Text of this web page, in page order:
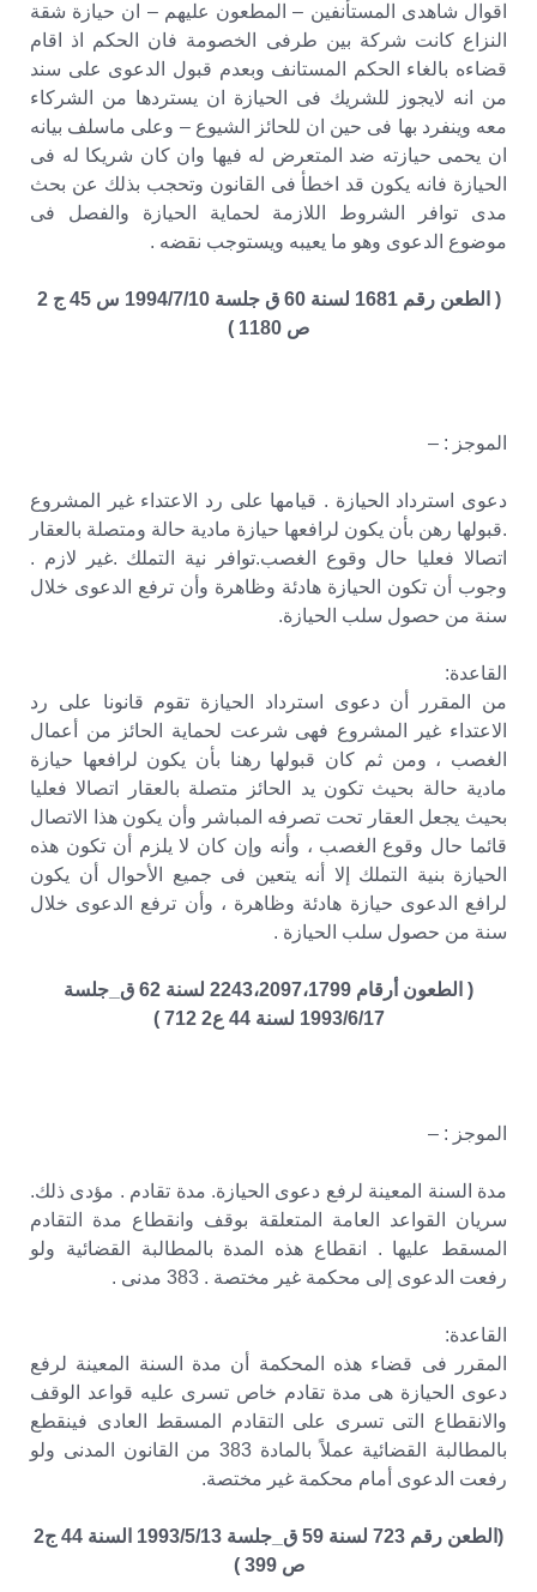
اقوال شاهدى المستأنفين – المطعون عليهم – ان حيازة شقة
النزاع كانت شركة بين طرفى الخصومة فان الحكم اذ اقام
قضاءه بالغاء الحكم المستانف وبعدم قبول الدعوى على سند
من انه لايجوز للشريك فى الحيازة ان يستردها من الشركاء
معه وينفرد بها فى حين ان للحائز الشيوع – وعلى ماسلف بيانه
ان يحمى حيازته ضد المتعرض له فيها وان كان شريكا له فى
الحيازة فانه يكون قد اخطأ فى القانون وتحجب بذلك عن بحث
مدى توافر الشروط اللازمة لحماية الحيازة والفصل فى
موضوع الدعوى وهو ما يعيبه ويستوجب نقضه .
( الطعن رقم 1681 لسنة 60 ق جلسة 1994/7/10 س 45 ج 2
ص 1180 )
الموجز : –
دعوى استرداد الحيازة . قيامها على رد الاعتداء غير المشروع
.قبولها رهن بأن يكون لرافعها حيازة مادية حالة ومتصلة بالعقار
اتصالا فعليا حال وقوع الغصب.توافر نية التملك .غير لازم .
وجوب أن تكون الحيازة هادئة وظاهرة وأن ترفع الدعوى خلال
سنة من حصول سلب الحيازة.
القاعدة:
من المقرر أن دعوى استرداد الحيازة تقوم قانونا على رد
الاعتداء غير المشروع فهى شرعت لحماية الحائز من أعمال
الغصب ، ومن ثم كان قبولها رهنا بأن يكون لرافعها حيازة
مادية حالة بحيث تكون يد الحائز متصلة بالعقار اتصالا فعليا
بحيث يجعل العقار تحت تصرفه المباشر وأن يكون هذا الاتصال
قائما حال وقوع الغصب ، وأنه وإن كان لا يلزم أن تكون هذه
الحيازة بنية التملك إلا أنه يتعين فى جميع الأحوال أن يكون
لرافع الدعوى حيازة هادئة وظاهرة ، وأن ترفع الدعوى خلال
سنة من حصول سلب الحيازة .
( الطعون أرقام 2243،2097،1799 لسنة 62 ق_جلسة
1993/6/17 لسنة 44 ع2 712 )
الموجز : –
مدة السنة المعينة لرفع دعوى الحيازة. مدة تقادم . مؤدى ذلك.
سريان القواعد العامة المتعلقة بوقف وانقطاع مدة التقادم
المسقط عليها . انقطاع هذه المدة بالمطالبة القضائية ولو
رفعت الدعوى إلى محكمة غير مختصة . 383 مدنى .
القاعدة:
المقرر فى قضاء هذه المحكمة أن مدة السنة المعينة لرفع
دعوى الحيازة هى مدة تقادم خاص تسرى عليه قواعد الوقف
والانقطاع التى تسرى على التقادم المسقط العادى فينقطع
بالمطالبة القضائية عملاً بالمادة 383 من القانون المدنى ولو
رفعت الدعوى أمام محكمة غير مختصة.
(الطعن رقم 723 لسنة 59 ق_جلسة 1993/5/13 السنة 44 ج2
ص 399 )